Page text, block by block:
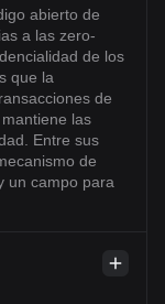
abierto de
a las zero-
de los
que la
de
las
Entre sus
de
un campo para